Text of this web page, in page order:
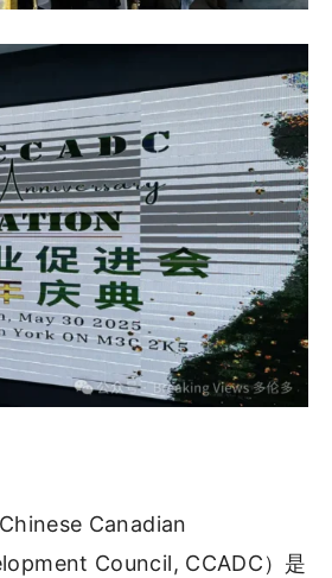
Canadian
Council, CCADC）是